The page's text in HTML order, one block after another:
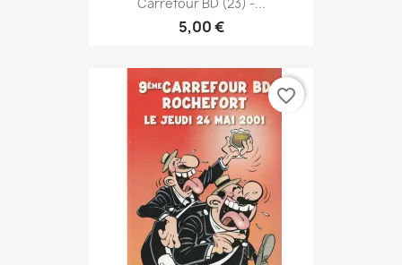
5,00 €
favorite_border